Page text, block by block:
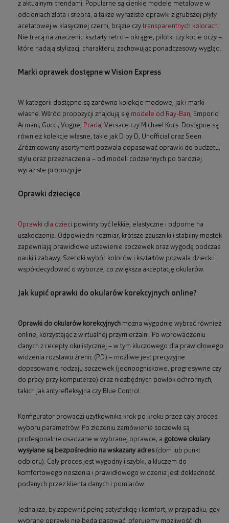
z aktualnymi trendami. Popularne są cienkie modele metalowe w
odcieniach złota i srebra, a także wyraziste oprawki z grubszej płyty
acetatowej w klasycznej czerni, brązie czy transparentnych kolorach.
Nie tracą na znaczeniu kształty retro – okrągłe, pilotki czy kocie oczy –
które nadają stylizacji charakteru, zachowując ponadczasowy wygląd.
Marki oprawek dostępne w Vision Express
W kategorii dostępne są zarówno kolekcje modowe, jak i marki
własne. Wśród propozycji znajdują się modele od Ray-Ban, Emporio
Armani, Gucci, Vogue, Prada, Versace czy Michael Kors. Dostępne są
również kolekcje własne, takie jak D by D, Unofficial oraz Seen.
Zróżnicowany asortyment pozwala dopasować oprawki do budżetu,
stylu oraz przeznaczenia – od modeli codziennych po bardziej
wyraziste propozycje.
Oprawki dziecięce
Oprawki dla dzieci powinny być lekkie, elastyczne i odporne na
uszkodzenia. Odpowiedni rozmiar, krótsze zauszniki i stabilny mostek
zapewniają prawidłowe ustawienie soczewek oraz wygodę podczas
nauki i zabawy. Szeroki wybór kolorów i kształtów pozwala dziecku
współdecydować o wyborze, co zwiększa akceptację okularów.
Jak kupić oprawki do okularów korekcyjnych online?
Oprawki do okularów korekcyjnych można wygodnie wybrać również
online, korzystając z wirtualnej przymierzalni. Po wprowadzeniu
danych z recepty okulistycznej – w tym kluczowego dla prawidłowego
widzenia rozstawu źrenic (PD) – możliwe jest precyzyjne
dopasowanie rodzaju soczewek (jednoogniskowe, progresywne czy
do pracy przy komputerze) oraz niezbędnych powłok ochronnych,
takich jak antyrefleksyjna czy Blue Control.
Konfigurator prowadzi użytkownika krok po kroku przez cały proces
wyboru parametrów. Po złożeniu zamówienia soczewki są
profesjonalnie osadzane w wybranej oprawce, a gotowe okulary
wysyłane są bezpośrednio na wskazany adres(dom lub punkt
odbioru). Cały proces jest wygodny i szybki, a kluczem do
komfortowego noszenia i prawidłowego widzenia jest dokładność
podanych przez klienta danych i pomiarów.
Jednakże, by zapewnić pełną satysfakcję i komfort, w przypadku, gdy
wybrane oprawki nie będą pasować, oferujemy możliwość ich